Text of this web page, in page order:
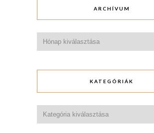
ARCHÍVUM
KATEGÓRIÁK